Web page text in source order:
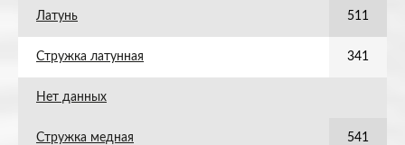
Латунь 511
Стружка латунная 341
Нет данных
Стружка медная 541